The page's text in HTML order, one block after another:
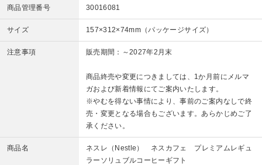
商品管理番号 30016081
サイズ 157×312×74mm（パッケージサイズ）
注意事項 販売期間：～2027年2月末
商品終売や変更につきましては、1か月前にメルマ
ガおよび新着情報にてご案内いたします。
※やむを得ない事情により、事前のご案内なしで終
売・変更となる場合もございます。あらかじめご了
承ください。
商品名
ネスレ（Nestle） ネスカフェ プレミアムレギュ
ラーソリュブルコーヒーギフト